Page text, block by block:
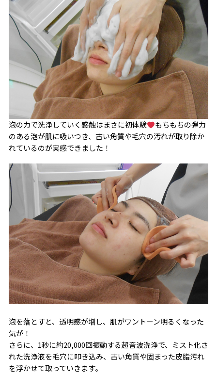
泡の力で洗浄していく感触はまさに初体験
もちもちの弾力
のある泡が肌に吸いつき、古い角質や毛穴の汚れが取り除か
れているのが実感できました！
泡を落とすと、透明感が増し、肌がワントーン明るくなった
気が！
さらに、1秒に約20,000回振動する超音波洗浄で、ミスト化さ
れた洗浄液を毛穴に叩き込み、古い角質や固まった皮脂汚れ
を浮かせて取っていきます。